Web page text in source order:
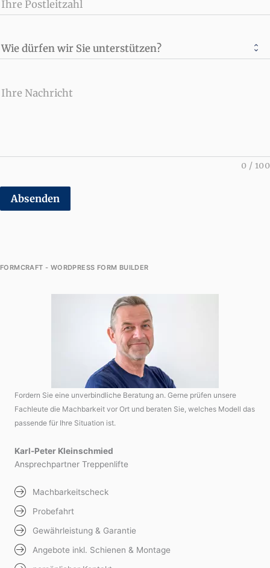
Ihre Postleitzahl
Wie dürfen wir Sie unterstützen?
Ihre Nachricht
0 / 100
Absenden
FORMCRAFT - WORDPRESS FORM BUILDER
Fordern Sie eine unverbindliche Beratung an. Gerne prüfen unsere
Fachleute die Machbarkeit vor Ort und beraten Sie, welches Modell das
passende für Ihre Situation ist.
Karl-Peter Kleinschmied
Ansprechpartner Treppenlifte
Machbarkeitscheck
Probefahrt
Gewährleistung & Garantie
Angebote inkl. Schienen & Montage